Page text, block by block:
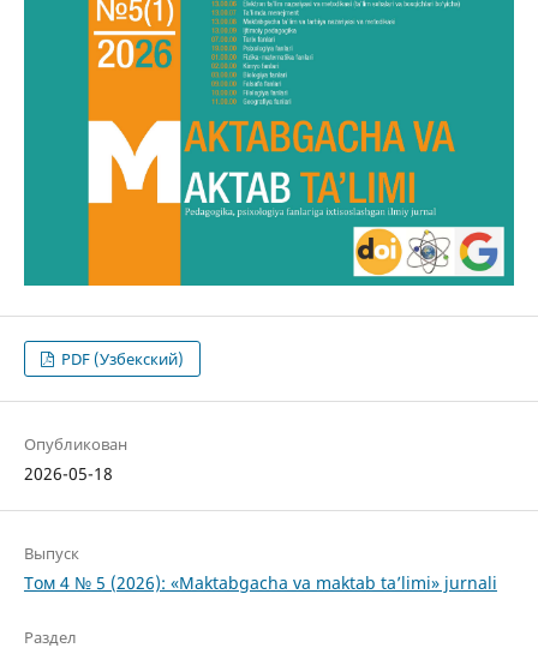
PDF (Узбекский)
Опубликован
2026-05-18
Выпуск
Том 4 № 5 (2026): «Maktabgacha va maktab ta’limi» jurnali
Раздел